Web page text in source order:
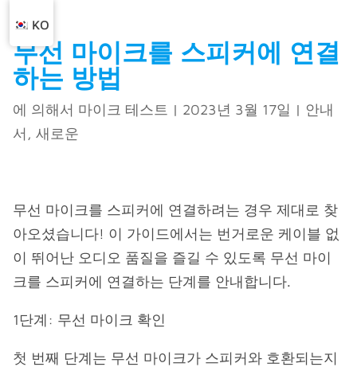
무선 마이크를 스피커에 연결
하는 방법
에 의해서 마이크 테스트 | 2023년 3월 17일 | 안내
서 , 새로운
무선 마이크를 스피커에 연결하려는 경우 제대로 찾
아오셨습니다! 이 가이드에서는 번거로운 케이블 없
이 뛰어난 오디오 품질을 즐길 수 있도록 무선 마이
크를 스피커에 연결하는 단계를 안내합니다.
1단계: 무선 마이크 확인
첫 번째 단계는 무선 마이크가 스피커와 호환되는지
KO